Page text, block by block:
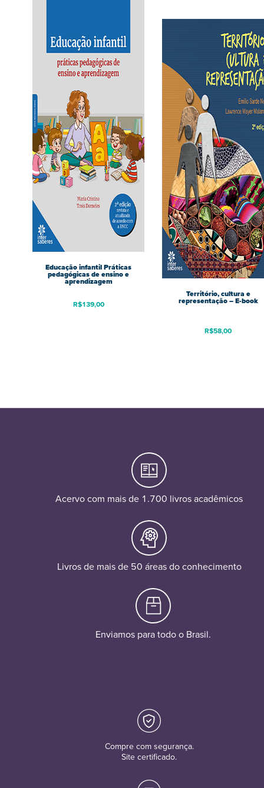
Educação infantil Práticas
pedagógicas de ensino e
aprendizagem
R$139,00
Território, cultura e
representação – E-book
R$58,00
Acervo com mais de 1.700 livros acadêmicos
Livros de mais de 50 áreas do conhecimento
Enviamos para todo o Brasil.
Compre com segurança.
Site certificado.